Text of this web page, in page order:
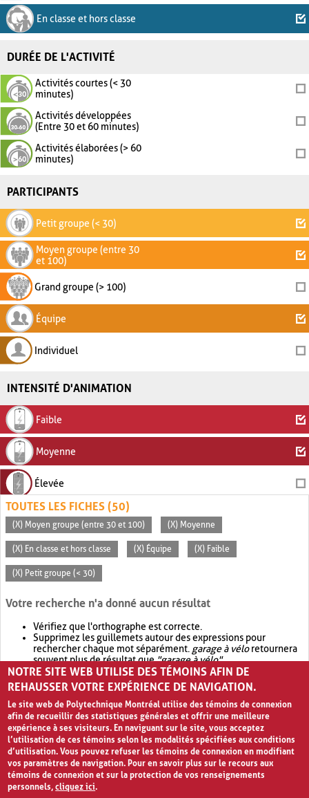
En classe et hors classe
DURÉE DE L'ACTIVITÉ
Activités courtes (< 30
minutes)
Activités développées
(Entre 30 et 60 minutes)
Activités élaborées (> 60
minutes)
PARTICIPANTS
Petit groupe (< 30)
Moyen groupe (entre 30
et 100)
Grand groupe (> 100)
Équipe
Individuel
INTENSITÉ D'ANIMATION
Faible
Moyenne
Élevée
TOUTES LES FICHES (50)
(X) Moyen groupe (entre 30 et 100) (X) Moyenne
(X) En classe et hors classe (X) Équipe (X) Faible
(X) Petit groupe (< 30)
Votre recherche n'a donné aucun résultat
Vérifiez que l'orthographe est correcte.
Supprimez les guillemets autour des expressions pour
rechercher chaque mot séparément. garage à véloretournera
souvent plus de résultat que"garage à vélo".
Envisagez d'élargir votre recherche avec OR.garage OR vélo
retournera souvent plus de résultat quegarage à vélo
NOTRE SITE WEB UTILISE DES TÉMOINS AFIN DE
REHAUSSER VOTRE EXPÉRIENCE DE NAVIGATION.
Le site web de Polytechnique Montréal utilise des témoins de connexion
afin de recueillir des statistiques générales et offrir une meilleure
expérience à ses visiteurs. En naviguant sur le site, vous acceptez
l’utilisation de ces témoins selon les modalités spécifiées aux conditions
d’utilisation. Vous pouvez refuser les témoins de connexion en modifiant
vos paramètres de navigation. Pour en savoir plus sur le recours aux
témoins de connexion et sur la protection de vos renseignements
personnels,cliquez ici.